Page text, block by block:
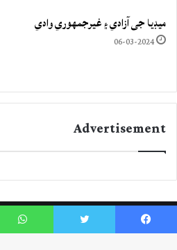
ميڊيا جي آزادي ۽ غيرجمھوري وادي
06-03-2024
Advertisement
Facebook
Twitter Facebook
Twitter
WhatsApp